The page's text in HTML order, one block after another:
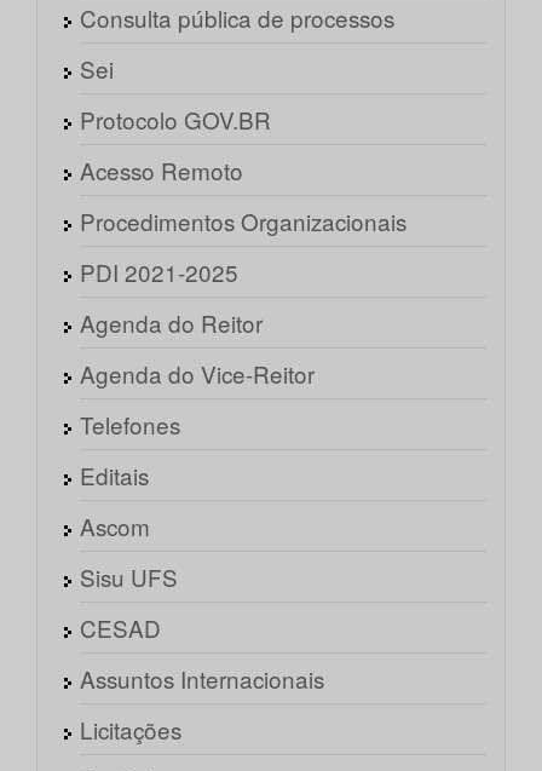
Consulta pública de processos
Sei
Protocolo GOV.BR
Acesso Remoto
Procedimentos Organizacionais
PDI 2021-2025
Agenda do Reitor
Agenda do Vice-Reitor
Telefones
Editais
Ascom
Sisu UFS
CESAD
Assuntos Internacionais
Licitações